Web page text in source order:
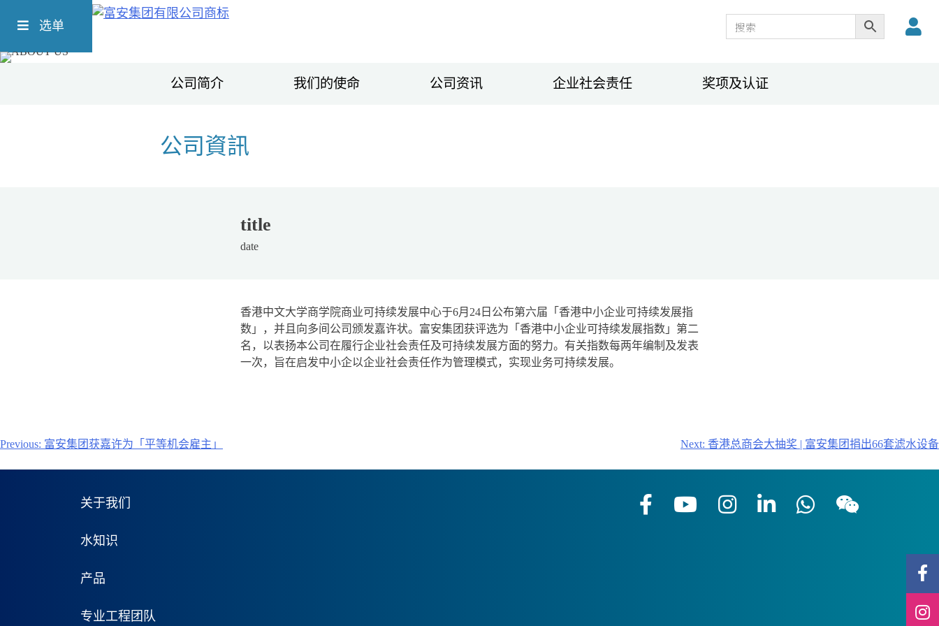
选单
公司简介 我们的使命 公司资讯 企业社会责任 奖项及认证
公司資訊
title
date
香港中文大学商学院商业可持续发展中心于6月24日公布第六届「香港中小企业可持续发展指
数」，并且向多间公司颁发嘉许状。富安集团获评选为「香港中小企业可持续发展指数」第二
名，以表扬本公司在履行企业社会责任及可持续发展方面的努力。有关指数每两年编制及发表
一次，旨在启发中小企以企业社会责任作为管理模式，实现业务可持续发展。
文
章
Previous: 富安集团获嘉许为「平等机会雇主」 Next: 香港总商会大抽奖 | 富安集团捐出66套滤水设备
关于我们
水知识
产品
专业工程团队